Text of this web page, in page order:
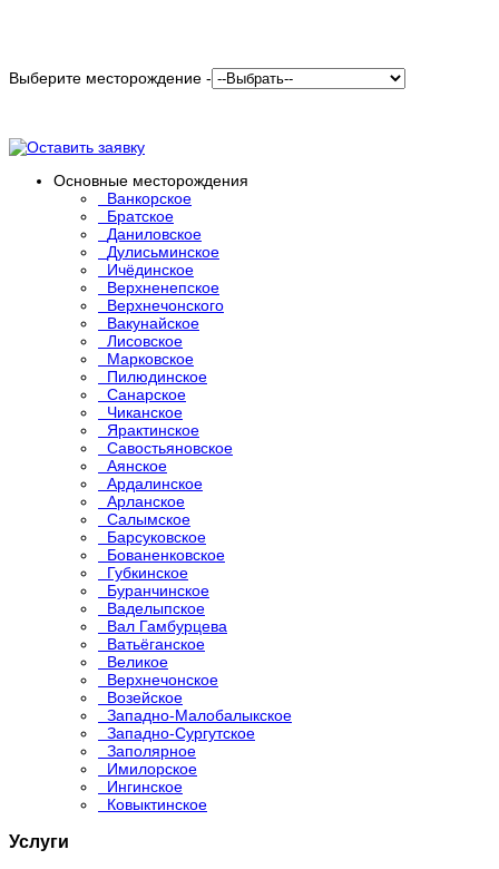
Выберите месторождение -
Основные месторождения
Ванкорское
Братское
Даниловское
Дулисьминское
Ичёдинское
Верхненепское
Верхнечонского
Вакунайское
Лисовское
Марковское
Пилюдинское
Санарское
Чиканское
Ярактинское
Савостьяновское
Аянское
Ардалинское
Арланское
Салымское
Барсуковское
Бованенковское
Губкинское
Буранчинское
Ваделыпское
Вал Гамбурцева
Ватьёганское
Великое
Верхнечонское
Возейское
Западно-Малобалыкское
Западно-Сургутское
Заполярное
Имилорское
Ингинское
Ковыктинское
Услуги